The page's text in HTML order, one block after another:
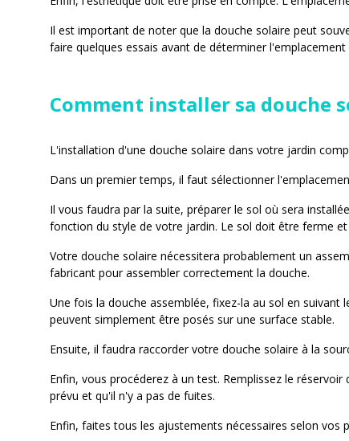
Il est important de noter que la douche solaire peut
faire quelques essais avant de déterminer
Comment installer sa douche
L'installation d'une douche solaire dans votre jardin
Dans un premier temps, il faut sélectionner
Il vous faudra par la suite, préparer le sol où sera
fonction du style de votre jardin. Le sol doit être ferme
Votre douche solaire nécessitera probablement un
fabricant pour assembler correctement la douche.
Une fois la douche assemblée, fixez-la au sol en
peuvent simplement être posés sur une surface stable.
Ensuite, il faudra raccorder votre douche solaire à la
Enfin, vous procéderez à un test. Remplissez le
prévu et qu'il n'y a pas de fuites.
Enfin, faites tous les ajustements nécessaires selon